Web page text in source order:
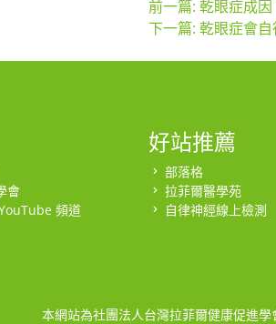
前一篇: 乾眼症成
下一篇: 乾眼症會
會
頻道
好站推薦
部落格
拉菲爾醫學苑
自律神經線上檢測
本網站為社團法人台灣拉菲爾健康促進